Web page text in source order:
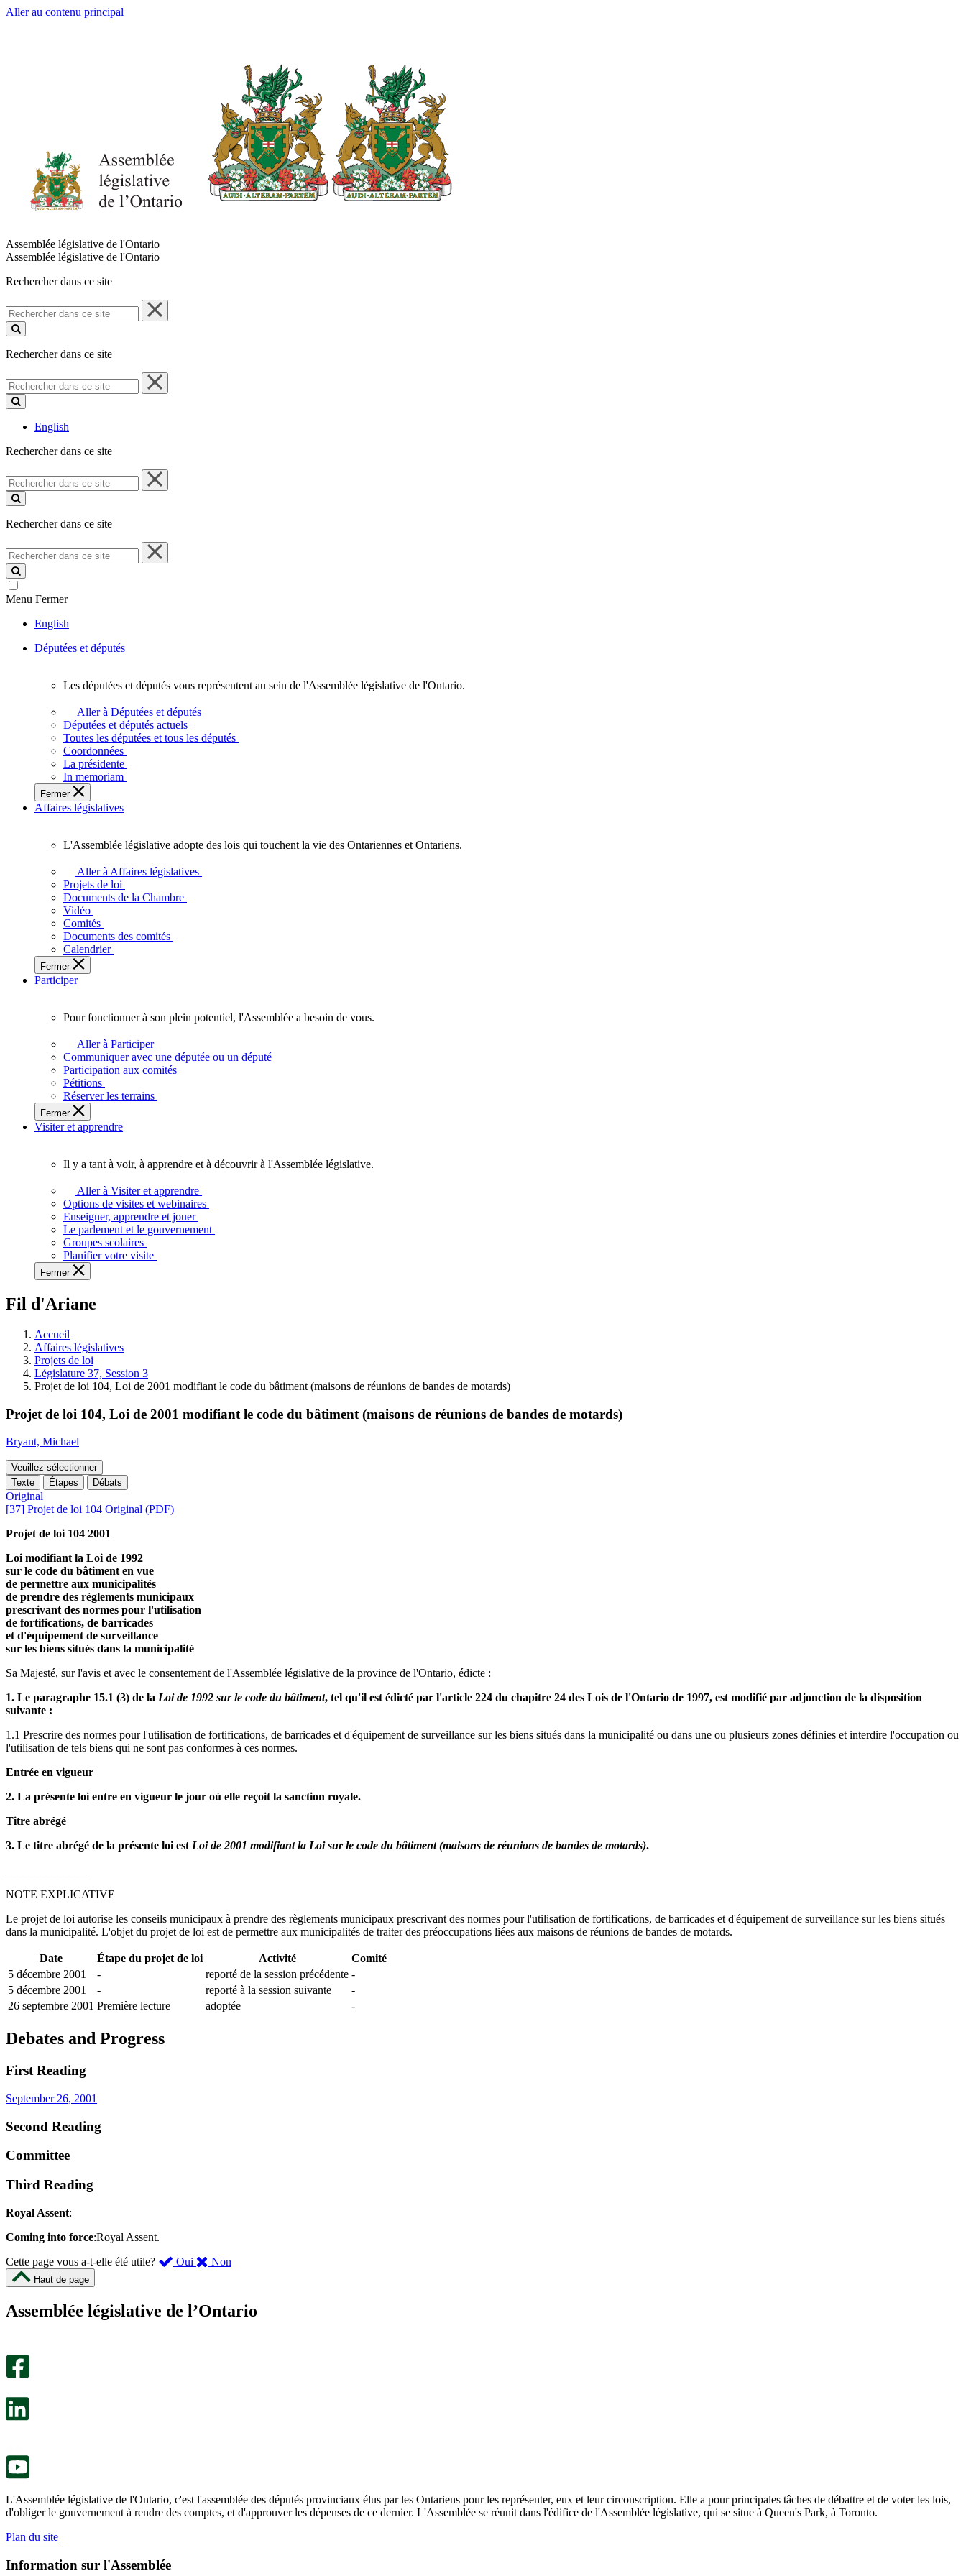
Aller au contenu principal
Assemblée législative de l'Ontario
Assemblée législative de l'Ontario
Rechercher dans ce site
Rechercher
dans
ce
Rechercher dans ce site
Rechercher
dans
ce
English
Rechercher dans ce site
Rechercher
dans
ce
Rechercher dans ce site
Rechercher
dans
ce
site
Menu Fermer
English
Députées et députés
députées
députés
vous
représentent
sein
de
l'Assemblée
l'Ontario.
Les députées et députés vous représentent au sein de l'Assemblée législative de l'Ontario.
Aller à Députées et députés
Députées et députés actuels
Toutes les députées et tous les députés
Coordonnées
La présidente
In memoriam
Fermer
Affaires législatives
législative
adopte
touchent
vie
des
Ontariennes
Ontariens.
L'Assemblée législative adopte des lois qui touchent la vie des Ontariennes et Ontariens.
Aller à Affaires législatives
Projets de loi
Documents de la Chambre
Vidéo
Comités
Documents des comités
Calendrier
Fermer
Participer
fonctionner
plein
potentiel,
l'Assemblée
a
besoin
Pour fonctionner à son plein potentiel, l'Assemblée a besoin de vous.
Aller à Participer
Communiquer avec une députée ou un député
Participation aux comités
Pétitions
Réserver les terrains
Fermer
Visiter et apprendre
voir,
apprendre
et
découvrir
l'Assemblée
législative.
Il y a tant à voir, à apprendre et à découvrir à l'Assemblée législative.
Aller à Visiter et apprendre
Options de visites et webinaires
Enseigner, apprendre et jouer
Le parlement et le gouvernement
Groupes scolaires
Planifier votre visite
Fermer
Fil d'Ariane
Accueil
Affaires législatives
Projets de loi
Législature 37, Session 3
Projet de loi 104, Loi de 2001 modifiant le code du bâtiment (maisons de réunions de bandes de motards)
Projet de loi 104, Loi de 2001 modifiant le code du bâtiment (maisons de réunions de bandes de motards)
Bryant, Michael
Veuillez sélectionner
Texte
Étapes Débats
Original
[37] Projet de loi 104 Original (PDF)
Projet de loi 104 2001
Loi modifiant la Loi de 1992
sur le code du bâtiment en vue
de permettre aux municipalités
de prendre des règlements municipaux
prescrivant des normes pour l'utilisation
de fortifications, de barricades
et d'équipement de surveillance
sur les biens situés dans la municipalité
Sa Majesté, sur l'avis et avec le consentement de l'Assemblée législative de la province de l'Ontario, édicte :
1. Le paragraphe 15.1 (3) de la Loi de 1992 sur le code du bâtiment, tel qu'il est édicté par l'article 224 du chapitre 24 des Lois de l'Ontario de 1997, est modifié par adjonction de la disposition
suivante :
1.1 Prescrire des normes pour l'utilisation de fortifications, de barricades et d'équipement de surveillance sur les biens situés dans la municipalité ou dans une ou plusieurs zones définies et interdire l'occupation ou
l'utilisation de tels biens qui ne sont pas conformes à ces normes.
Entrée en vigueur
2. La présente loi entre en vigueur le jour où elle reçoit la sanction royale.
Titre abrégé
3. Le titre abrégé de la présente loi est Loi de 2001 modifiant la Loi sur le code du bâtiment (maisons de réunions de bandes de motards).
NOTE EXPLICATIVE
Le projet de loi autorise les conseils municipaux à prendre des règlements municipaux prescrivant des normes pour l'utilisation de fortifications, de barricades et d'équipement de surveillance sur les biens situés
dans la municipalité. L'objet du projet de loi est de permettre aux municipalités de traiter des préoccupations liées aux maisons de réunions de bandes de motards.
Date Étape du projet de loi Activité
Comité
5 décembre 2001
- reporté de la session précédente -
5 décembre 2001
- reporté à la session suivante
-
26 septembre 2001 Première lecture adoptée -
Debates and Progress
First Reading
September 26, 2001
Second Reading
Committee
Third Reading
Royal Assent:
Coming into force:Royal Assent.
Cette page vous a-t-elle été utile?
Oui ,
été
Non
m’a
Haut de page
Assemblée législative de l’Ontario
L'Assemblée législative de l'Ontario, c'est l'assemblée des députés provinciaux élus par les Ontariens pour les représenter, eux et leur circonscription. Elle a pour principales tâches de débattre et de voter les lois,
d'obliger le gouvernement à rendre des comptes, et d'approuver les dépenses de ce dernier. L'Assemblée se réunit dans l'édifice de l'Assemblée législative, qui se situe à Queen's Park, à Toronto.
Plan du site
Information sur l'Assemblée